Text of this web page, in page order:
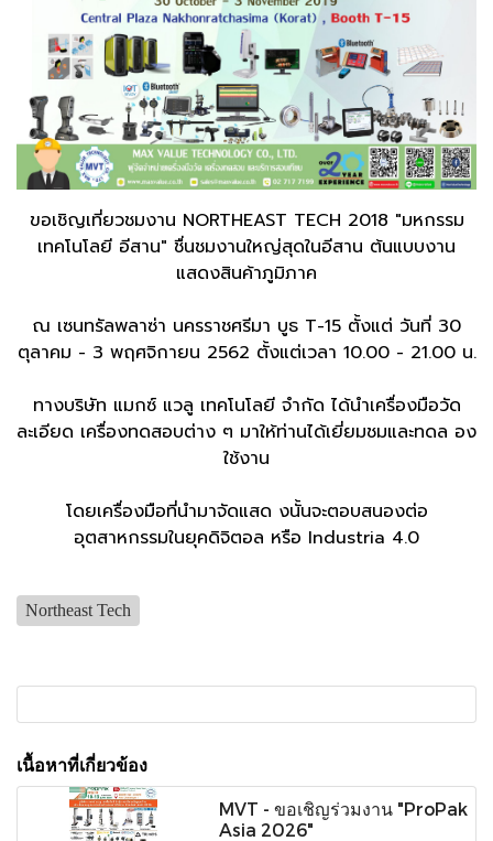
ขอเชิญเที่ยวชมงาน NORTHEAST TECH 2018 "มหกรรม
เทคโนโลยี อีสาน" ชื่นชมงานใหญ่สุดในอีสาน ต้นแบบงาน
แสดงสินค้าภูมิภาค
ณ เซนทรัลพลาซ่า นครราชศรีมา บูธ T-15 ตั้งแต่ วันที่ 30
ตุลาคม - 3 พฤศจิกายน 2562 ตั้งแต่เวลา 10.00 - 21.00 น.
ทางบริษัท แมกซ์ แวลู เทคโนโลยี จำกัด ได้นำเครื่องมือวัด
ละเอียด เครื่องทดสอบต่าง ๆ มาให้ท่านได้เยี่ยมชมและทดล อง
ใช้งาน
โดยเครื่องมือที่นำมาจัดแสด งนั้นจะตอบสนองต่อ
อุตสาหกรรมในยุคดิจิตอล หรือ Industria 4.0
Northeast Tech
เนื้อหาที่เกี่ยวข้อง
MVT - ขอเชิญร่วมงาน "ProPak
Asia 2026"